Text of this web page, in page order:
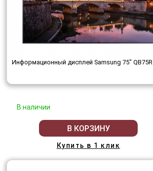
Информационный дисплей Samsung 75" QB75R
В наличии
В КОРЗИНУ
Купить в 1 клик